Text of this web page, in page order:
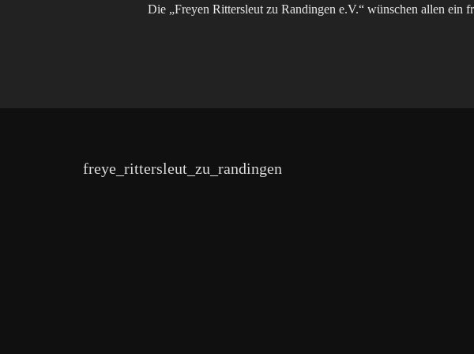
Die „Freyen Rittersleut zu Randingen e.V.“ wünschen allen ein
freye_rittersleut_zu_randingen